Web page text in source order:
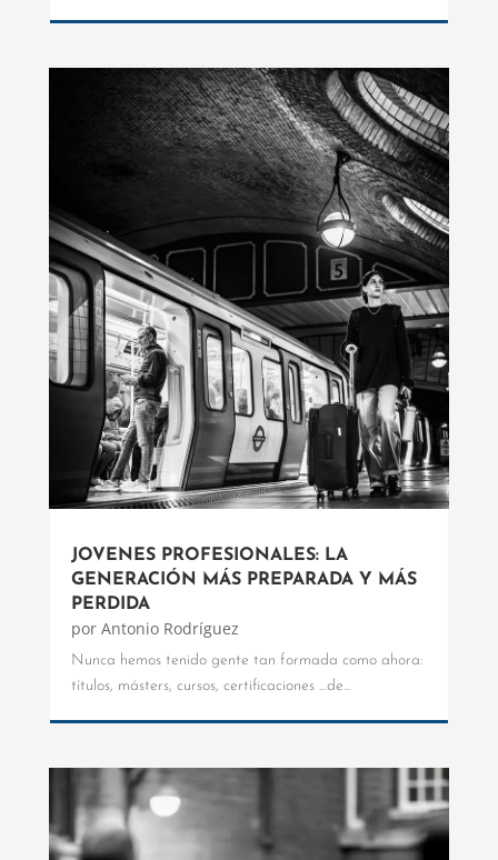
JOVENES PROFESIONALES: LA
GENERACIÓN MÁS PREPARADA Y MÁS
PERDIDA
por Antonio Rodríguez
Nunca hemos tenido gente tan formada como ahora:
títulos, másters, cursos, certificaciones …de...